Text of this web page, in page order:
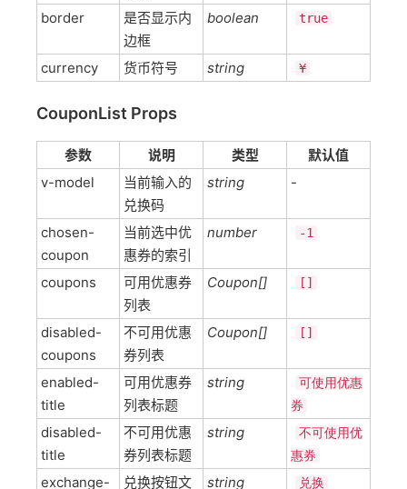
border
是否显示内
边框
boolean true
currency 货币符号 string ¥
CouponList Props
参数 说明 类型
默认值
v-model
当前输入的
兑换码
string -
chosen-
coupon
当前选中优
惠券的索引
number -1
coupons
可用优惠券
列表
Coupon[] []
disabled-
coupons
不可用优惠
券列表
Coupon[] []
enabled-
title
可用优惠券
列表标题
string
可使用优惠
券
disabled-
title
不可用优惠
券列表标题
string
不可使用优
惠券
exchange- 兑换按钮文 string 兑换